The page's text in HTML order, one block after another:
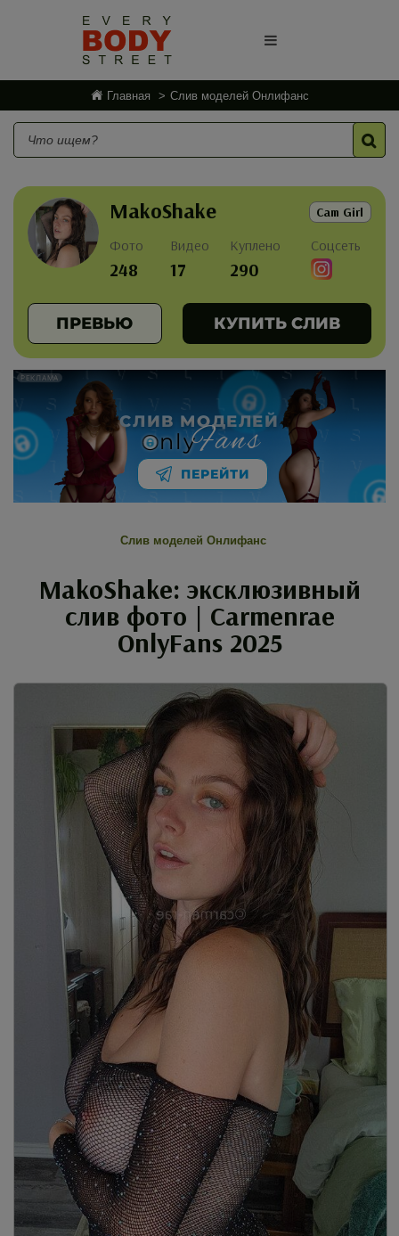
Главная Слив моделей Онлифанс
MakoShake Cam Girl
Фото
248
Видео
17
Куплено
290
Соцсеть
ПРЕВЬЮ КУПИТЬ СЛИВ
РЕКЛАМА
СЛИВ МОДЕЛЕЙ
nlyFans
ПЕРЕЙТИ
Слив моделей Онлифанс
MakoShake: эксклюзивный
слив фото | Carmenrae
OnlyFans 2025